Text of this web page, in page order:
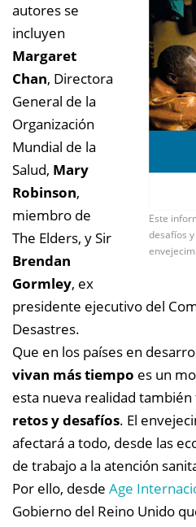
Este
desafíos
autores se
incluyen
Margaret
Chan, Directora
General de la
Organización
Mundial de la
Salud, Mary
Robinson,
miembro de
The Elders, y Sir
Brendan
Gormley, ex
presidente ejecutivo del
Desastres.
Que en los países en
vivan más tiempo es un
esta nueva realidad
retos y desafíos. El
afectará a todo, desde las
de trabajo a la atención
Por ello, desde Age
Gobierno del Reino Unido